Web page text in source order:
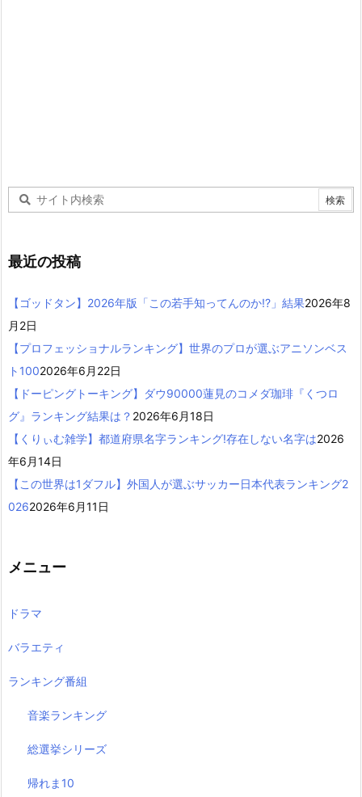
最近の投稿
【ゴッドタン】2026年版「この若手知ってんのか!?」結果2026年8
月2日
【プロフェッショナルランキング】世界のプロが選ぶアニソンベス
ト1002026年6月22日
【ドーピングトーキング】ダウ90000蓮見のコメダ珈琲『くつロ
グ』ランキング結果は？ 2026年6月18日
【くりぃむ雑学】都道府県名字ランキング!存在しない名字は2026
年6月14日
【この世界は1ダフル】外国人が選ぶサッカー日本代表ランキング2
0262026年6月11日
メニュー
ドラマ
バラエティ
ランキング番組
音楽ランキング
総選挙シリーズ
帰れま10